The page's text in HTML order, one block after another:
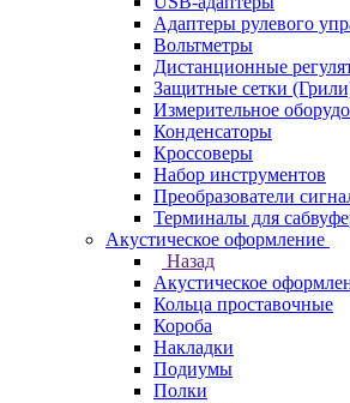
Адаптеры рулевого
Вольтметры
Дистанционные
Защитные сетки
Измерительное
Конденсаторы
Кроссоверы
Набор инструментов
Преобразователи
Терминалы для
Акустическое оформление
Назад
Акустическое
Кольца проставочные
Короба
Накладки
Подиумы
Полки